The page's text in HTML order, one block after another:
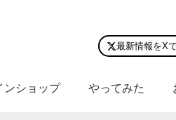
最新情報をX
ンショップ やってみた